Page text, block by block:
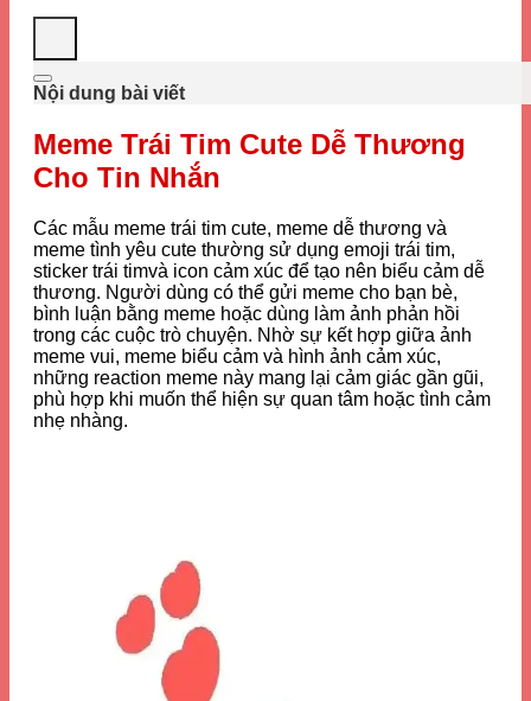
Nội dung bài viết
Meme Trái Tim Cute Dễ Thương
Cho Tin Nhắn
Các mẫu meme trái tim cute, meme dễ thương và
meme tình yêu cute thường sử dụng emoji trái tim,
sticker trái timvà icon cảm xúc để tạo nên biểu cảm dễ
thương. Người dùng có thể gửi meme cho bạn bè,
bình luận bằng meme hoặc dùng làm ảnh phản hồi
trong các cuộc trò chuyện. Nhờ sự kết hợp giữa ảnh
meme vui, meme biểu cảm và hình ảnh cảm xúc,
những reaction meme này mang lại cảm giác gần gũi,
phù hợp khi muốn thể hiện sự quan tâm hoặc tình cảm
nhẹ nhàng.